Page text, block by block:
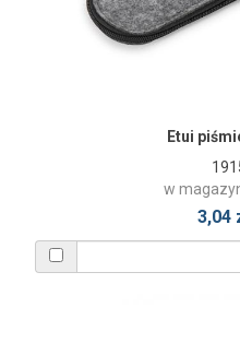
Etui
w
3,04